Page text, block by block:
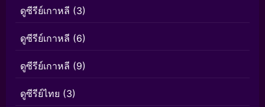
ดูซีรีย์เกาหลี (3)
ดูซีรีย์เกาหลี (6)
ดูซีรีย์เกาหลี (9)
ดูซีรีย์ไทย (3)